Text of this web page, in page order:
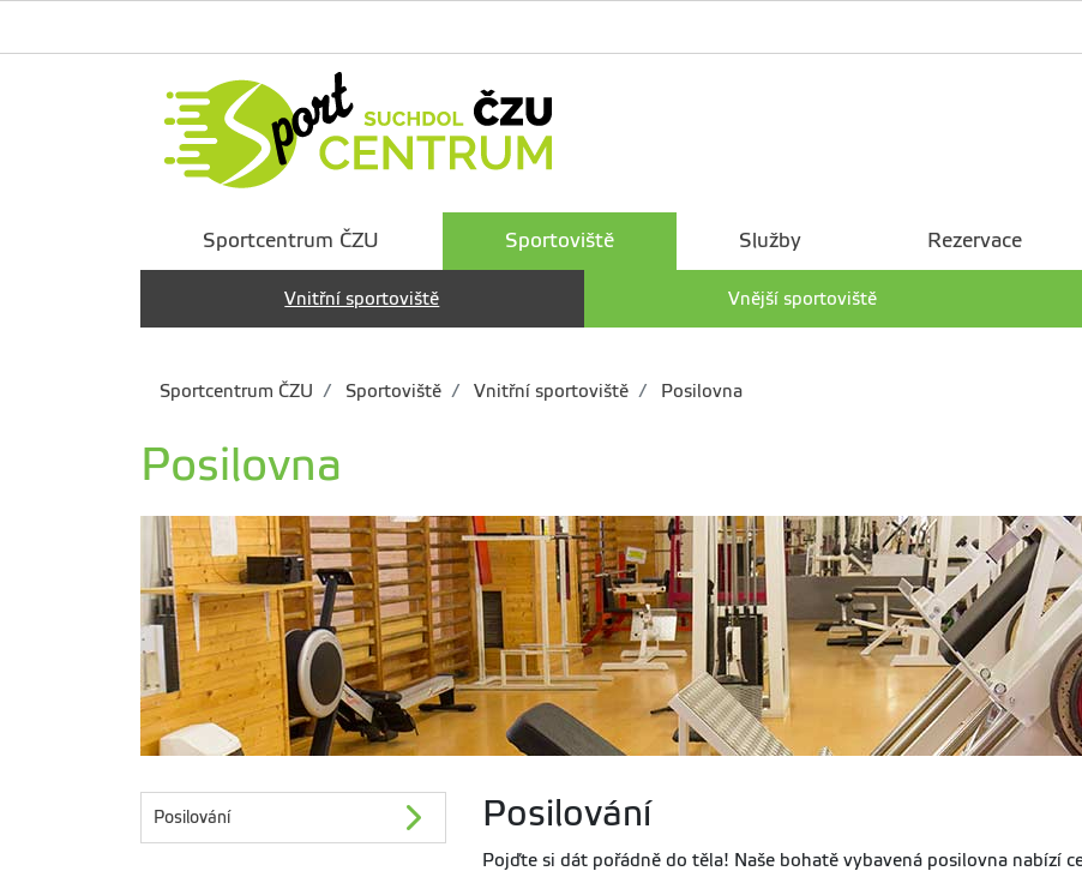
Sportcentrum ČZU Sportoviště
Vnitřní sportoviště Vnější sportoviště
Služby Rezervace
Sportcentrum ČZU Sportoviště Vnitřní sportoviště Posilovna
Posilovna
Posilování Posilování
Pojďte si dát pořádně do těla! Naše bohatě vybavená posilovna nabízí